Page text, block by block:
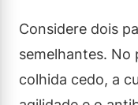
Considere dois
semelhantes. No
colhida cedo, a